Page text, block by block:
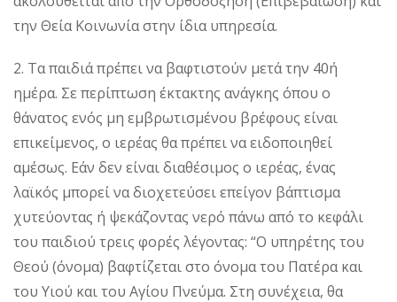
την Θεία Κοινωνία στην ίδια υπηρεσία.
2. Τα παιδιά πρέπει να βαφτιστούν μετά την 40ή
ημέρα. Σε περίπτωση έκτακτης ανάγκης όπου ο
θάνατος ενός μη εμβρωτισμένου βρέφους είναι
επικείμενος, ο ιερέας θα πρέπει να ειδοποιηθεί
αμέσως. Εάν δεν είναι διαθέσιμος ο ιερέας, ένας
λαϊκός μπορεί να διοχετεύσει επείγον βάπτισμα
χυτεύοντας ή ψεκάζοντας νερό πάνω από το κεφάλι
του παιδιού τρεις φορές λέγοντας: “Ο υπηρέτης του
Θεού (όνομα) βαφτίζεται στο όνομα του Πατέρα και
του Υιού και του Αγίου Πνεύμα. Στη συνέχεια, θα